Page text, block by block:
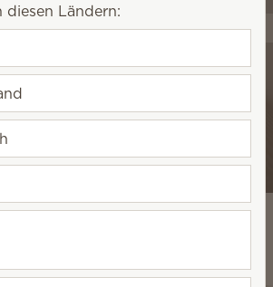
und Öle kaufen
Sie unsere Produkte
Ländern: